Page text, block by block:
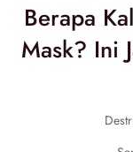
Berapa
Mask? Ini